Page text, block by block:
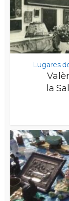
Lugares
la